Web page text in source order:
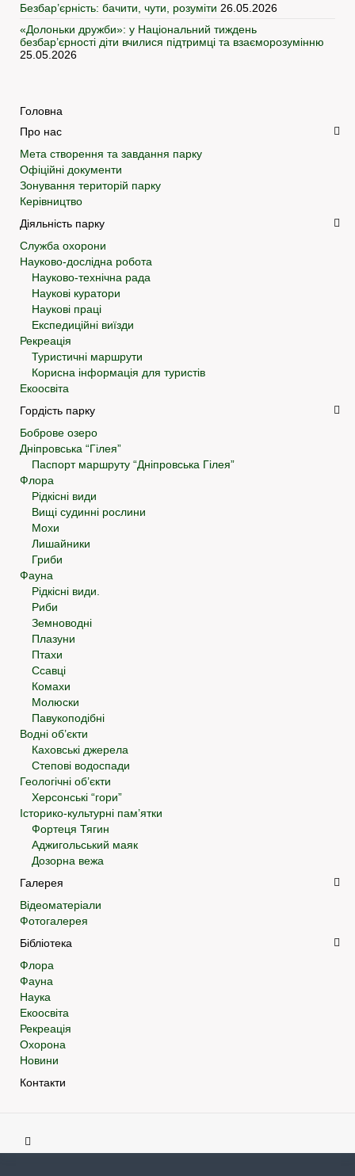
Безбар’єрність: бачити, чути, розуміти 26.05.2026
«Долоньки дружби»: у Національний тиждень
безбар’єрності діти вчилися підтримці та взаєморозумінню
25.05.2026
Головна
Про нас
Мета створення та завдання парку
Офіційні документи
Зонування територій парку
Керівництво
Діяльність парку
Служба охорони
Науково-дослідна робота
Науково-технічна рада
Наукові куратори
Наукові праці
Експедиційні виїзди
Рекреація
Туристичні маршрути
Корисна інформація для туристів
Екоосвіта
Гордість парку
Боброве озеро
Дніпровська “Гілея”
Паспорт маршруту “Дніпровська Гілея”
Флора
Рідкісні види
Вищі судинні рослини
Мохи
Лишайники
Гриби
Фауна
Рідкісні види.
Риби
Земноводні
Плазуни
Птахи
Ссавці
Комахи
Молюски
Павукоподібні
Водні об’єкти
Каховські джерела
Степові водоспади
Геологічні об’єкти
Херсонські “гори”
Історико-культурні пам’ятки
Фортеця Тягин
Аджигольський маяк
Дозорна вежа
Галерея
Відеоматеріали
Фотогалерея
Бібліотека
Флора
Фауна
Наука
Екоосвіта
Рекреація
Охорона
Новини
Контакти